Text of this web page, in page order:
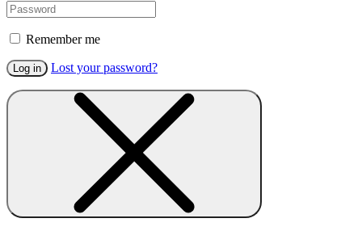
Remember me
Log in Lost your password?